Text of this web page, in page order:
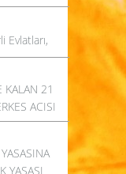
Evlatları,
KALAN 21
ACISI
YASASI